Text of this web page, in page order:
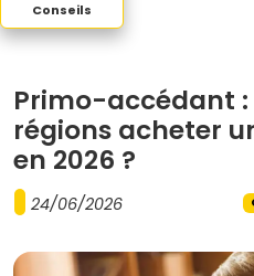
Primo-accédant
régions acheter
en 2026 ?
24/06/2026
Conseils